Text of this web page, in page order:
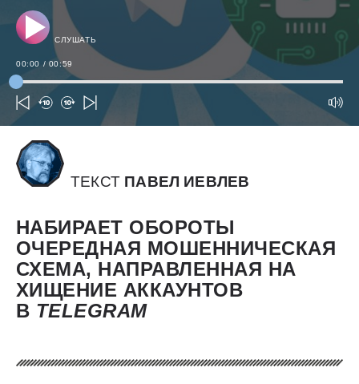
СЛУШАТЬ
00:00 / 00:59
ТЕКСТ ПАВЕЛ ИЕВЛЕВ
НАБИРАЕТ ОБОРОТЫ
ОЧЕРЕДНАЯ МОШЕННИЧЕСКАЯ
СХЕМА, НАПРАВЛЕННАЯ НА
ХИЩЕНИЕ АККАУНТОВ
В TELEGRAM